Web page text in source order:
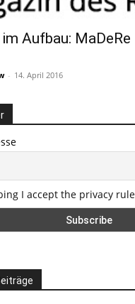
im Aufbau:
- 14. April 2016
I accept the privacy